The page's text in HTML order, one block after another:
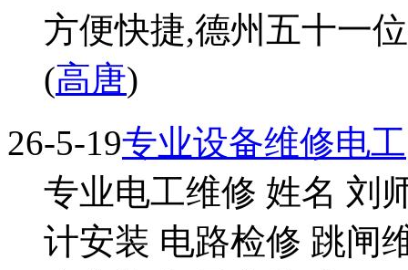
方便快捷,德州五十一
(高唐)
26-5-19专业设备维修电工
专业电工维修 姓名 刘
计安装 电路检修 跳闸